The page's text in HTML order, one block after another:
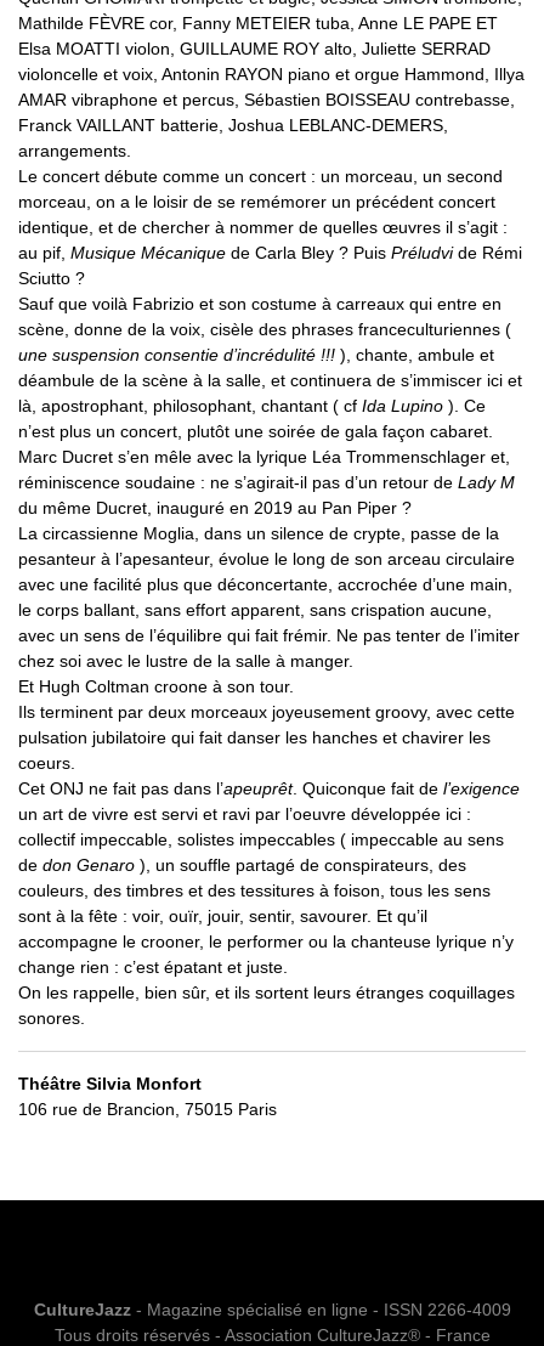
Mathilde FÈVRE cor, Fanny METEIER tuba, Anne LE PAPE ET
Elsa MOATTI violon, GUILLAUME ROY alto, Juliette SERRAD
violoncelle et voix, Antonin RAYON piano et orgue Hammond, Illya
AMAR vibraphone et percus, Sébastien BOISSEAU contrebasse,
Franck VAILLANT batterie, Joshua LEBLANC-DEMERS,
arrangements.
Le concert débute comme un concert : un morceau, un second
morceau, on a le loisir de se remémorer un précédent concert
identique, et de chercher à nommer de quelles œuvres il s’agit :
au pif, Musique Mécanique de Carla Bley ? Puis Préludvide Rémi
Sciutto ?
Sauf que voilà Fabrizio et son costume à carreaux qui entre en
scène, donne de la voix, cisèle des phrases franceculturiennes (
une suspension consentie d’incrédulité !!! ), chante, ambule et
déambule de la scène à la salle, et continuera de s’immiscer ici et
là, apostrophant, philosophant, chantant ( cf Ida Lupino ). Ce
n’est plus un concert, plutôt une soirée de gala façon cabaret.
Marc Ducret s’en mêle avec la lyrique Léa Trommenschlager et,
réminiscence soudaine : ne s’agirait-il pas d’un retour de Lady M
du même Ducret, inauguré en 2019 au Pan Piper ?
La circassienne Moglia, dans un silence de crypte, passe de la
pesanteur à l’apesanteur, évolue le long de son arceau circulaire
avec une facilité plus que déconcertante, accrochée d’une main,
le corps ballant, sans effort apparent, sans crispation aucune,
avec un sens de l’équilibre qui fait frémir. Ne pas tenter de l’imiter
chez soi avec le lustre de la salle à manger.
Et Hugh Coltman croone à son tour.
Ils terminent par deux morceaux joyeusement groovy, avec cette
pulsation jubilatoire qui fait danser les hanches et chavirer les
coeurs.
Cet ONJ ne fait pas dans l’apeuprêt. Quiconque fait de l’exigence
un art de vivre est servi et ravi par l’oeuvre développée ici :
collectif impeccable, solistes impeccables ( impeccable au sens
de don Genaro ), un souffle partagé de conspirateurs, des
couleurs, des timbres et des tessitures à foison, tous les sens
sont à la fête : voir, ouïr, jouir, sentir, savourer. Et qu’il
accompagne le crooner, le performer ou la chanteuse lyrique n’y
change rien : c’est épatant et juste.
On les rappelle, bien sûr, et ils sortent leurs étranges coquillages
sonores.
Théâtre Silvia Monfort
106 rue de Brancion, 75015 Paris
CultureJazz- Magazine spécialisé en ligne - ISSN 2266-4009
Tous droits réservés - Association CultureJazz® - France